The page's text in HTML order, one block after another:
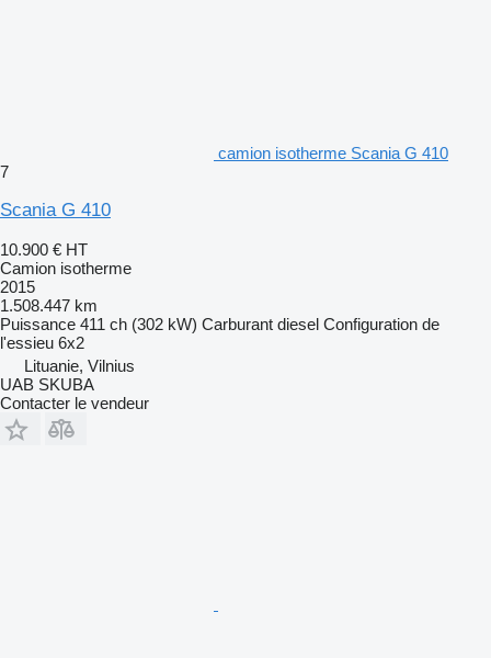
camion isotherme Scania G 410
7
Scania G 410
10.900 € HT
Camion isotherme
2015
1.508.447 km
Puissance 411 ch (302 kW) Carburant diesel Configuration de
l'essieu 6x2
Lituanie, Vilnius
UAB SKUBA
Contacter le vendeur